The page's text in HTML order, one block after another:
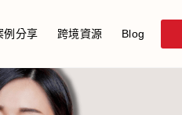
例分享 跨境資源 Blog